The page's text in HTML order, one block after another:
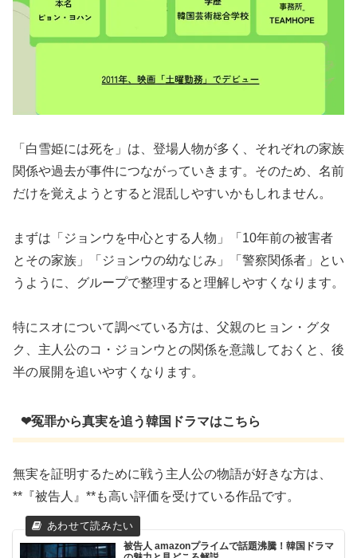
「白雪姫には死を」は、登場人物が多く、それぞれの家族
関係や過去が事件につながっていきます。そのため、名前
だけを覚えようとすると混乱しやすいかもしれません。
まずは「ジョンウを中心とする人物」「10年前の被害者
とその家族」「ジョンウの幼なじみ」「警察関係者」とい
うように、グループで整理すると理解しやすくなります。
特にスオについて調べている方は、父親のヒョン・グタ
ク、主人公のコ・ジョンウとの関係を意識しておくと、後
半の展開を追いやすくなります。
❤冤罪から真実を追う韓国ドラマはこちら
無実を証明するために戦う主人公の物語が好きな方は、
**『被告人』**も高い評価を受けている作品です。
被告人 amazonプライムで話題沸騰！韓国ドラマ